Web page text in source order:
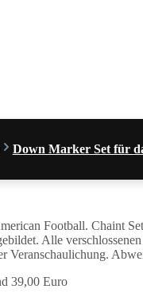
Down Marker Set für
Football. Chaint
Alle
Veranschaulichung.
39,00 Euro